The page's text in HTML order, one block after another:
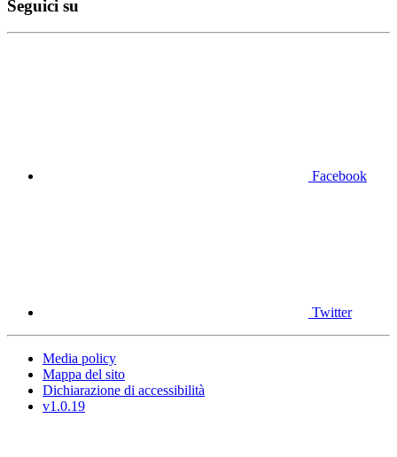
Seguici su
Facebook
Twitter
Media policy
Mappa del sito
Dichiarazione di accessibilità
v1.0.19